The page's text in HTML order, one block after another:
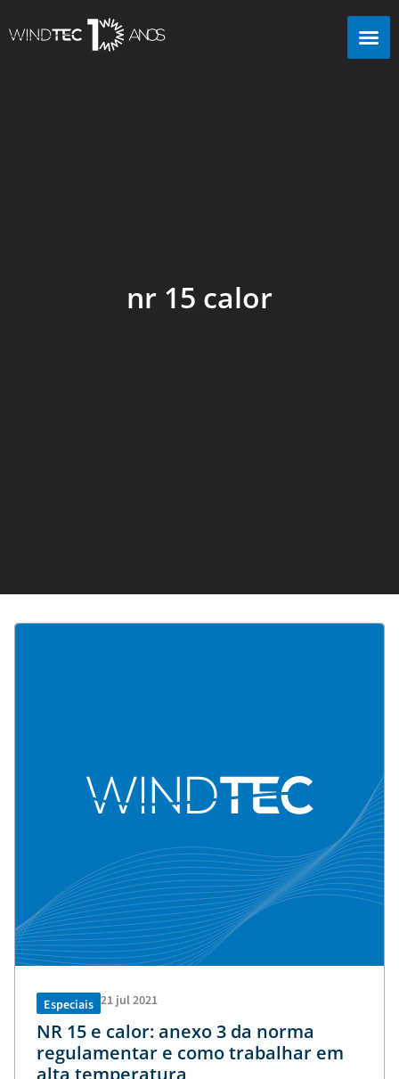
nr 15 calor
Especiais 21 jul 2021
NR 15 e calor: anexo 3 da norma
regulamentar e como trabalhar em
alta temperatura